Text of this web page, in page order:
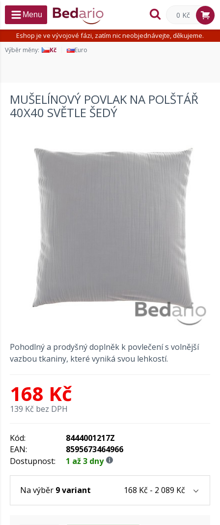
Eshop je ve vývojové fázi, zatím nic neobjednávejte, děkujeme.
Výběr měny: Kč Euro
Menu 0 Kč
MUŠELÍNOVÝ POVLAK NA POLŠTÁŘ
40X40 SVĚTLE ŠEDÝ
Pohodlný a prodyšný doplněk k povlečení s volnější
vazbou tkaniny, které vyniká svou lehkostí.
168 Kč
139 Kč bez DPH
Kód:
8444001217Z
EAN:
8595673464966
Dostupnost:
1 až 3 dny
Na výběr 9 variant 168 Kč - 2 089 Kč